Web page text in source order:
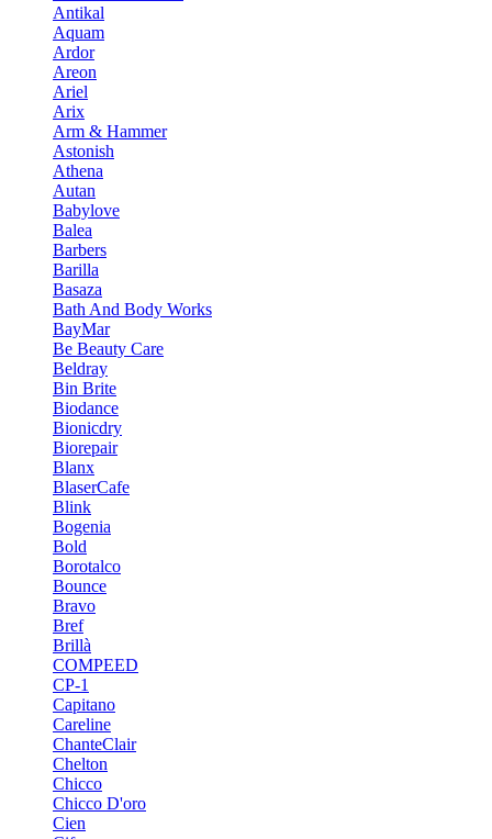
Antikal
Aquam
Ardor
Areon
Ariel
Arix
Arm & Hammer
Astonish
Athena
Autan
Babylove
Balea
Barbers
Barilla
Basaza
Bath And Body Works
BayMar
Be Beauty Care
Beldray
Bin Brite
Biodance
Bionicdry
Biorepair
Blanx
BlaserCafe
Blink
Bogenia
Bold
Borotalco
Bounce
Bravo
Bref
Brillà
COMPEED
CP-1
Capitano
Careline
ChanteСlair
Chelton
Chicco
Chicco D'oro
Cien